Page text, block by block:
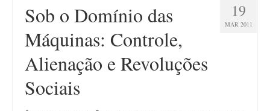
19
MAR 2011
Sob o Domínio das
Máquinas: Controle,
Alienação e Revoluções
Sociais